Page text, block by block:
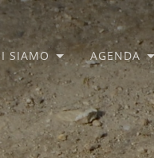
SIAMO AGENDA